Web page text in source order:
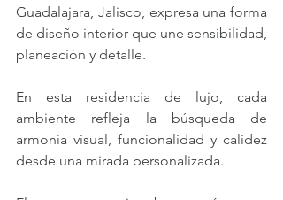
Guadalajara, Jalisco, expresa una forma
de diseño interior que une sensibilidad,
planeación y detalle.
En esta residencia de lujo, cada
ambiente refleja la búsqueda de
armonía visual, funcionalidad y calidez
desde una mirada personalizada.